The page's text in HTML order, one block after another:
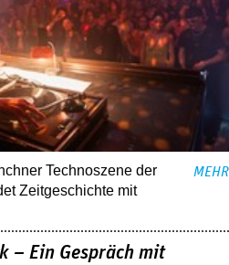
Technoszene der
Zeitgeschichte mit
MEHR
– Ein Gespräch mit